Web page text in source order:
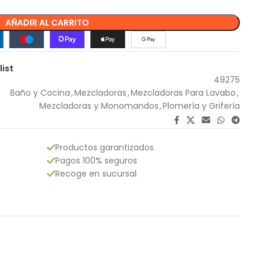
AÑADIR AL CARRITO
49275
Baño y Cocina,Mezcladoras,Mezcladoras Para Lavabo,
Mezcladoras y Monomandos,Plomería y Grifería
Productos garantizados
Pagos 100% seguros
Recoge en sucursal